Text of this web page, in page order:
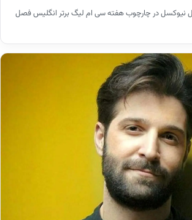
نیوکسل در چارچوب هفته سی ام لیگ برتر انگلیس فصل